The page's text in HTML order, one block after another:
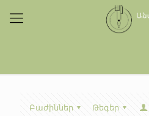
Բաժիններ Թեգեր